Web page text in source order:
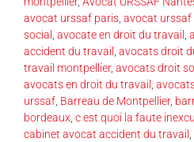
avocat urssaf paris, avocat urssaf
social , avocate en droit du travail ,
accident du travail , avocats droit
travail montpellier, avocats droit
avocats en droit du travail ,
urssaf, Barreau de Montpellier,
bordeaux, c est quoi la faute
cabinet avocat accident du travail ,